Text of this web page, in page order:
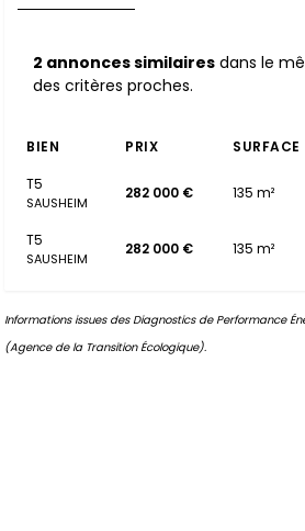
2 annonces similaires dans le
des critères proches.
BIEN PRIX SURFACE
T5
SAUSHEIM
282 000 € 135 m²
T5
SAUSHEIM
282 000 € 135 m²
Informations issues des Diagnostics de Performance
(Agence de la Transition Écologique).